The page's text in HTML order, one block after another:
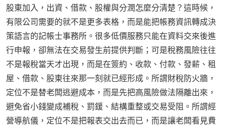
股東加入，出資、借款、股權與分潤怎麼分清楚？這時候，
有限公司需要的就不是更多表格，而是能把帳務資訊轉成決
策語言的記帳士事務所。很多低價服務只能在資料交來後進
行申報，卻無法在交易發生前提供判斷；可是稅務風險往往
不是報稅當天才出現，而是在簽約、收款、付款、發薪、租
屋、借款、股東往來那一刻就已經形成。所謂財稅防火牆，
定位不是替老闆逃避成本，而是先把高風險做法隔離出來，
避免省小錢變成補稅、罰鍰、結構重整或交易受阻。所謂經
營導航儀，定位不是把報表交出去而已，而是讓老闆看見費